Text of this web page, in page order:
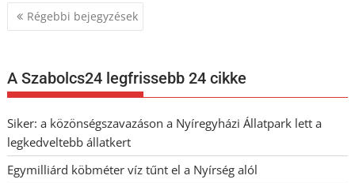
Bejegyzés
navigáció
Régebbi bejegyzések
A Szabolcs24 legfrissebb 24 cikke
Siker: a közönségszavazáson a Nyíregyházi Állatpark lett a
legkedveltebb állatkert
Egymilliárd köbméter víz tűnt el a Nyírség alól